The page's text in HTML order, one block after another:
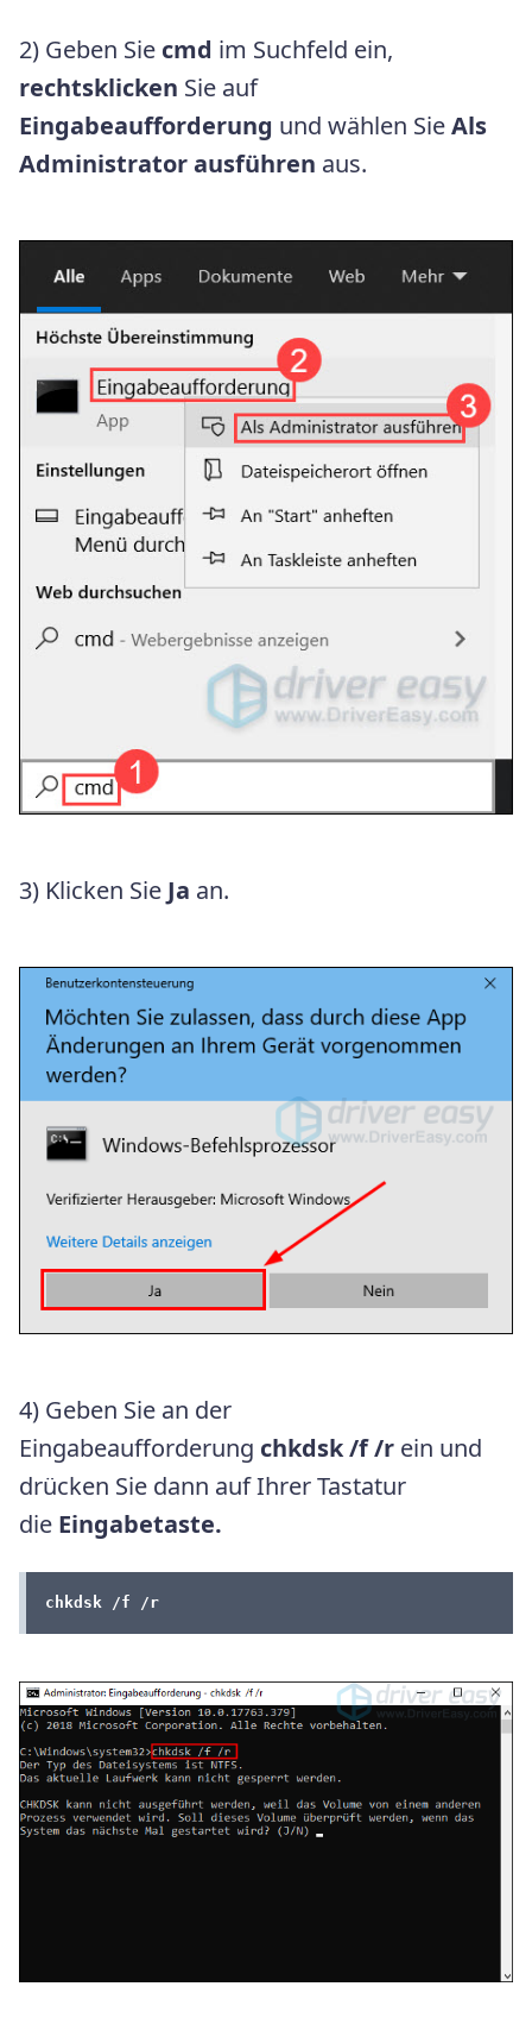
2) Geben Sie cmd im Suchfeld ein,
rechtsklicken Sie auf
Eingabeaufforderung und wählen SieAls
Administrator ausführen aus.
3) Klicken Sie Ja an.
4) Geben Sie an der
Eingabeaufforderung chkdsk /f /r ein und
drücken Sie dann auf Ihrer Tastatur
die Eingabetaste.
chkdsk /f /r